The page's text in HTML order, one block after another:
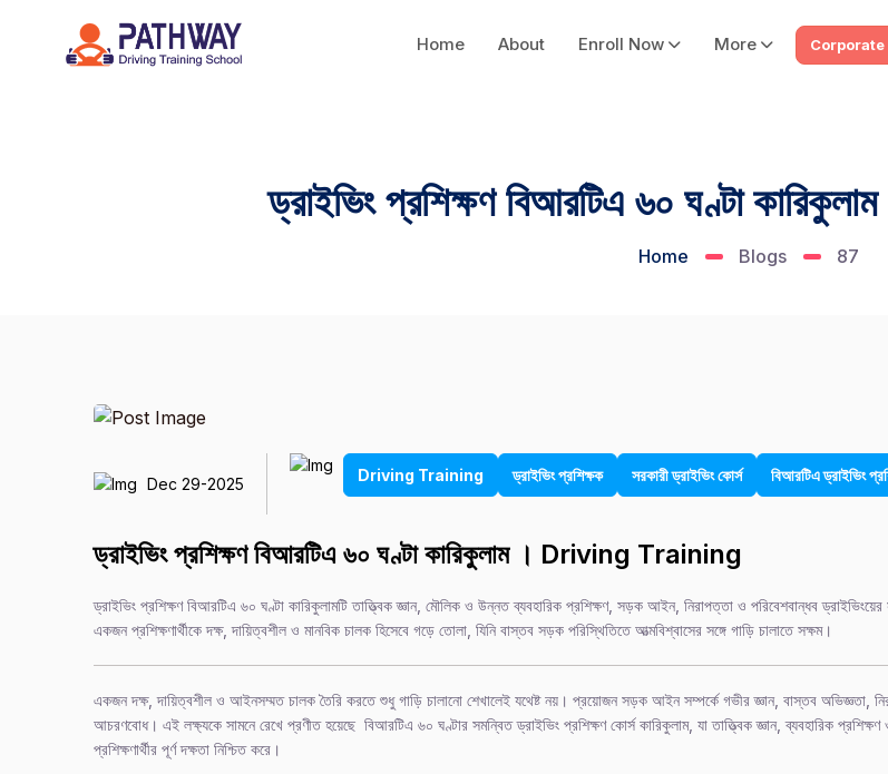
Home About Enroll Now More
ড্রাইভিং প্রশিক্ষণ বিআরটিএ ৬০ ঘণ্টা
Home Blogs 87
Dec 29-2025 Driving Training ড্রাইভিং প্রশিক্ষক সরকারী ড্রাইভিং কোর্স বিআরটিএ ড্রাইভিং
ড্রাইভিং প্রশিক্ষণ বিআরটিএ ৬০ ঘণ্টা কারিকুলাম । Driving Training
ড্রাইভিং প্রশিক্ষণ বিআরটিএ ৬০ ঘণ্টা কারিকুলামটি তাত্ত্বিক জ্ঞান, মৌলিক ও উন্নত ব্যবহারিক প্রশিক্ষণ, সড়ক আইন, নিরাপত্তা ও পরিবেশবান্ধব
একজন প্রশিক্ষণার্থীকে দক্ষ, দায়িত্বশীল ও মানবিক চালক হিসেবে গড়ে তোলা, যিনি বাস্তব সড়ক পরিস্থিতিতে আত্মবিশ্বাসের সঙ্গে গাড়ি চালাতে সক্ষম।
একজন দক্ষ, দায়িত্বশীল ও আইনসম্মত চালক তৈরি করতে শুধু গাড়ি চালানো শেখালেই যথেষ্ট নয়। প্রয়োজন সড়ক আইন সম্পর্কে গভীর জ্ঞান, বাস্তব অভিজ্ঞতা,
আচরণবোধ। এই লক্ষ্যকে সামনে রেখে প্রণীত হয়েছে বিআরটিএ ৬০ ঘণ্টার সমন্বিত ড্রাইভিং প্রশিক্ষণ কোর্স কারিকুলাম, যা তাত্ত্বিক জ্ঞান, ব্যবহারিক
প্রশিক্ষণার্থীর পূর্ণ দক্ষতা নিশ্চিত করে।